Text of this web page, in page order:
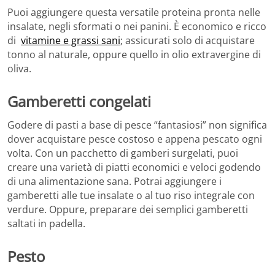
Puoi aggiungere questa versatile proteina pronta nelle
insalate, negli sformati o nei panini. È economico e ricco
di vitamine e grassi sani; assicurati solo di acquistare
tonno al naturale, oppure quello in olio extravergine di
oliva.
Gamberetti congelati
Godere di pasti a base di pesce “fantasiosi” non significa
dover acquistare pesce costoso e appena pescato ogni
volta. Con un pacchetto di gamberi surgelati, puoi
creare una varietà di piatti economici e veloci godendo
di una alimentazione sana. Potrai aggiungere i
gamberetti alle tue insalate o al tuo riso integrale con
verdure. Oppure, preparare dei semplici gamberetti
saltati in padella.
Pesto